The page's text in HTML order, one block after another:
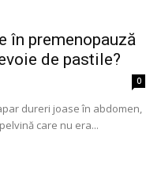
în premenopauză
de pastile?
0
dureri joase în abdomen,
care nu era...